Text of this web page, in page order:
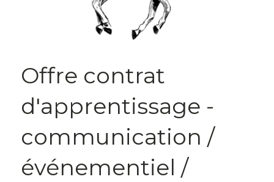
Offre contrat
d'apprentissage -
communication /
événementiel /